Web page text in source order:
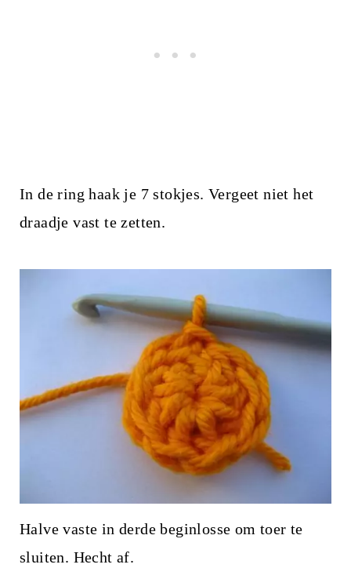
In de ring haak je 7 stokjes. Vergeet niet het
draadje vast te zetten.
Halve vaste in derde beginlosse om toer te
sluiten. Hecht af.